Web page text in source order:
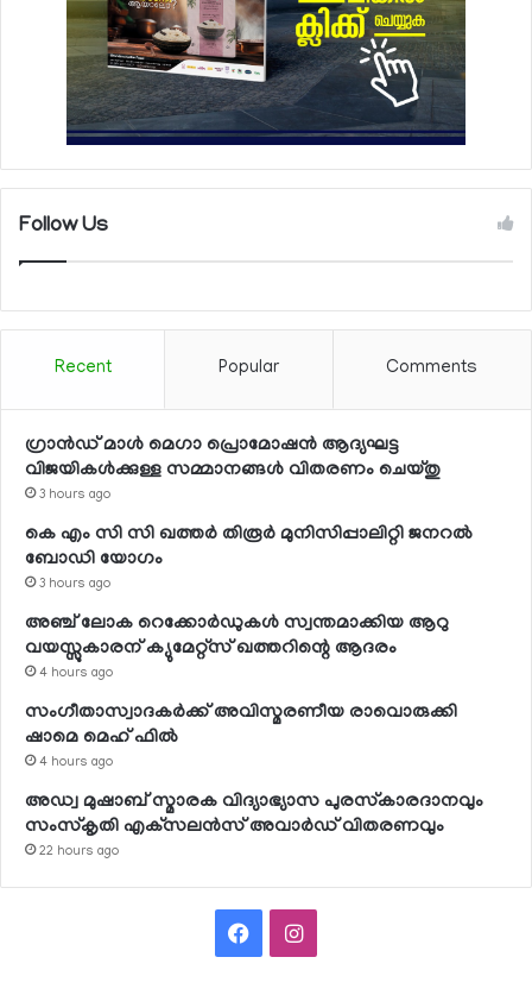
Follow Us
Recent Popular Comments
ഗ്രാന്‍ഡ് മാള്‍ മെഗാ പ്രൊമോഷന്‍ ആദ്യഘട്ട
വിജയികള്‍ക്കുള്ള സമ്മാനങ്ങള്‍ വിതരണം ചെയ്തു
3 hours ago
കെ എം സി സി ഖത്തര്‍ തിരൂര്‍ മുനിസിപ്പാലിറ്റി ജനറല്‍
ബോഡി യോഗം
3 hours ago
അഞ്ച് ലോക റെക്കോര്‍ഡുകള്‍ സ്വന്തമാക്കിയ ആറു
വയസ്സുകാരന് ക്യുമേറ്റ്‌സ് ഖത്തറിന്റെ ആദരം
4 hours ago
സംഗീതാസ്വാദകര്‍ക്ക് അവിസ്മരണീയ രാവൊരുക്കി
ഷാമെ മെഹ് ഫില്‍
4 hours ago
അഡ്വ മുഷാബ് സ്മാരക വിദ്യാഭ്യാസ പുരസ്‌കാരദാനവും
സംസ്‌കൃതി എക്‌സലന്‍സ് അവാര്‍ഡ് വിതരണവും
22 hours ago
FacebookInstagram